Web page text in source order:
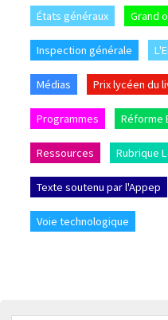
États généraux Grand
Inspection générale
Médias Prix lycéen du
Programmes Réforme
Ressources Rubrique
Texte soutenu par l'Appep
Voie technologique